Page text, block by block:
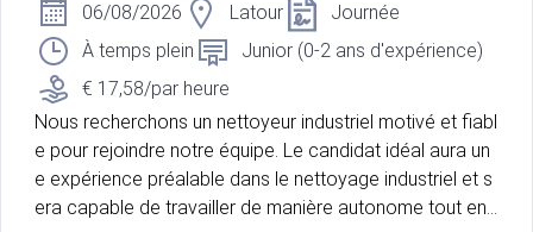
06/08/2026 Latour
Journée
À temps plein
Junior (0-2 ans d'expérience)
€ 17,58/par heure
Nous recherchons un nettoyeur industriel motivé et fiabl
e pour rejoindre notre équipe. Le candidat idéal aura un
e expérience préalable dans le nettoyage industriel et s
era capable de travailler de manière autonome tout en r